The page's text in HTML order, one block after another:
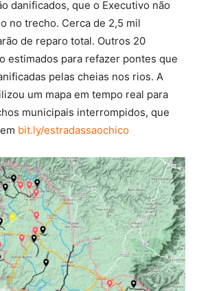
danificados, que o Executivo não
no trecho. Cerca de 2,5 mil
de reparo total. Outros 20
estimados para refazer pontes que
pelas cheias nos rios. A
um mapa em tempo real para
municipais interrompidos, que
bit.ly/estradassaochico